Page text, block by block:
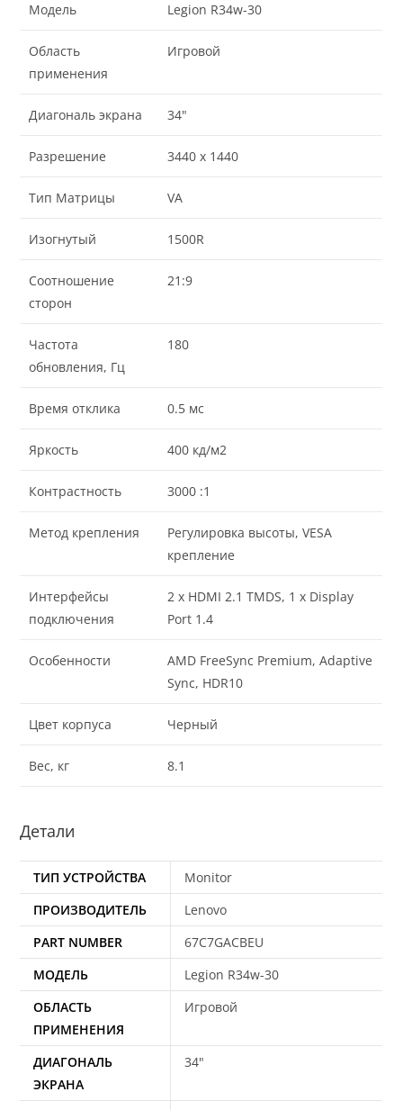
Модель Legion R34w-30
Область
применения
Игровой
Диагональ экрана 34"
Разрешение 3440 x 1440
Тип Матрицы VA
Изогнутый 1500R
Соотношение
сторон
21:9
Частота
обновления, Гц
180
Время отклика 0.5 мс
Яркость 400 кд/м2
Контрастность 3000 :1
Метод крепления
Регулировка высоты, VESA
крепление
Интерфейсы
подключения
2 x HDMI 2.1 TMDS, 1 x Display
Port 1.4
Особенности
AMD FreeSync Premium, Adaptive
Sync, HDR10
Цвет корпуса Черный
Вес, кг 8.1
Детали
ТИП УСТРОЙСТВА
Monitor
ПРОИЗВОДИТЕЛЬ
Lenovo
PART NUMBER
67C7GACBEU
МОДЕЛЬ
Legion R34w-30
ОБЛАСТЬ
ПРИМЕНЕНИЯ
Игровой
ДИАГОНАЛЬ
ЭКРАНА
34"